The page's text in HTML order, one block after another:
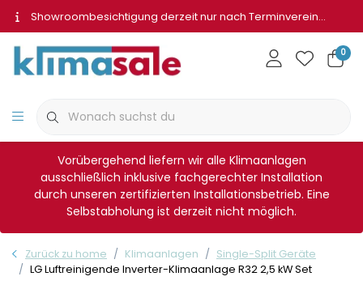
Showroombesichtigung derzeit nur nach Terminvereinbarung
0
Vorübergehend liefern wir alle Klimaanlagen
ausschließlich inklusive fachgerechter Installation
durch unseren zertifizierten Installationsbetrieb. Eine
Selbstabholung ist derzeit nicht möglich.
Zurück zu home Klimaanlagen
Single-Split Geräte
LG Luftreinigende Inverter-Klimaanlage R32 2,5 kW Set